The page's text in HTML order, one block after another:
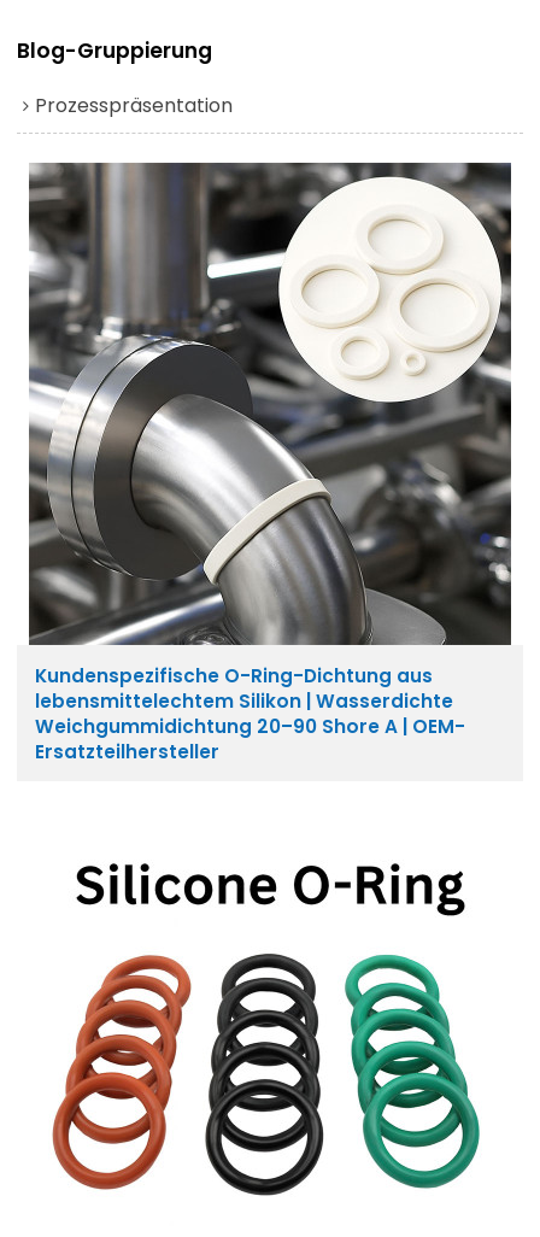
Blog-Gruppierung
Prozesspräsentation
Kundenspezifische O-Ring-Dichtung aus
lebensmittelechtem Silikon | Wasserdichte
Weichgummidichtung 20–90 Shore A | OEM-
Ersatzteilhersteller